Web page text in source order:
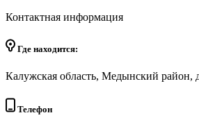
Контактная информация
Где находится:
Калужская область, Медынский район,
Телефон